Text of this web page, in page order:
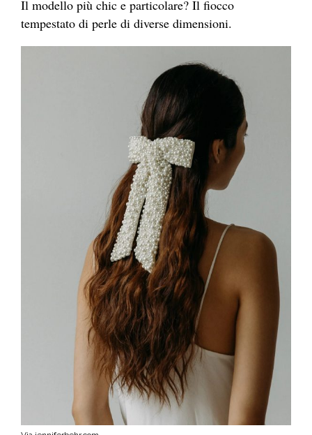
Il modello più chic e particolare? Il fiocco
tempestato di perle di diverse dimensioni.